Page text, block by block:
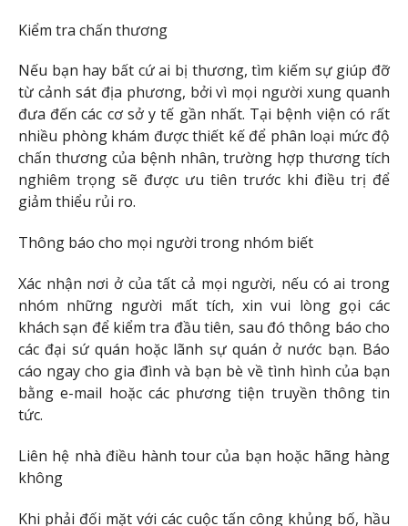
Kiểm tra chấn thương
Nếu bạn hay bất cứ ai bị thương, tìm kiếm sự giúp đỡ
từ cảnh sát địa phương, bởi vì mọi người xung quanh
đưa đến các cơ sở y tế gần nhất. Tại bệnh viện có rất
nhiều phòng khám được thiết kế để phân loại mức độ
chấn thương của bệnh nhân, trường hợp thương tích
nghiêm trọng sẽ được ưu tiên trước khi điều trị để
giảm thiểu rủi ro.
Thông báo cho mọi người trong nhóm biết
Xác nhận nơi ở của tất cả mọi người, nếu có ai trong
nhóm những người mất tích, xin vui lòng gọi các
khách sạn để kiểm tra đầu tiên, sau đó thông báo cho
các đại sứ quán hoặc lãnh sự quán ở nước bạn. Báo
cáo ngay cho gia đình và bạn bè về tình hình của bạn
bằng e-mail hoặc các phương tiện truyền thông tin
tức.
Liên hệ nhà điều hành tour của bạn hoặc hãng hàng
không
Khi phải đối mặt với các cuộc tấn công khủng bố, hầu